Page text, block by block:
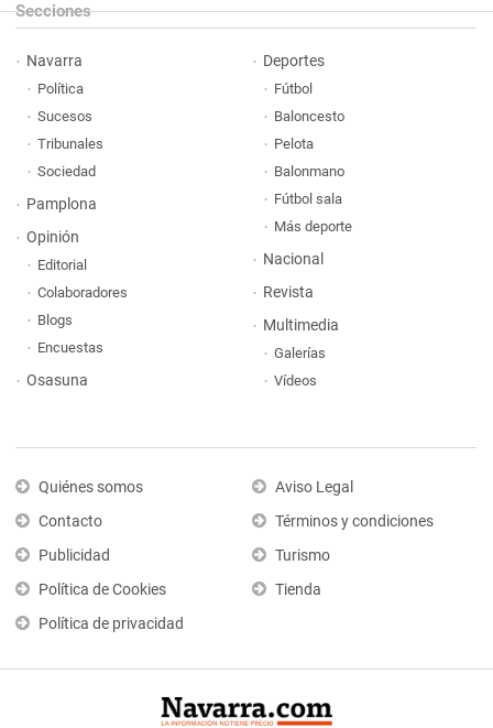
Secciones
Navarra
Política
Sucesos
Tribunales
Sociedad
Pamplona
Opinión
Editorial
Colaboradores
Blogs
Encuestas
Osasuna
Deportes
Fútbol
Baloncesto
Pelota
Balonmano
Fútbol sala
Más deporte
Nacional
Revista
Multimedia
Galerías
Vídeos
Quiénes somos
Contacto
Publicidad
Política de Cookies
Política de privacidad
Aviso Legal
Términos y condiciones
Turismo
Tienda